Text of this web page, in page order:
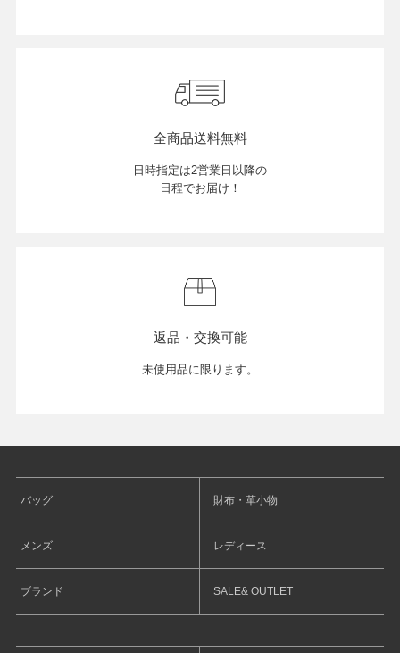
FOLLOW US
全商品送料無料
日時指定は2営業日以降の
日程でお届け！
返品・交換可能
未使用品に限ります。
バッグ 財布・革小物
メンズ レディース
ブランド SALE& OUTLET